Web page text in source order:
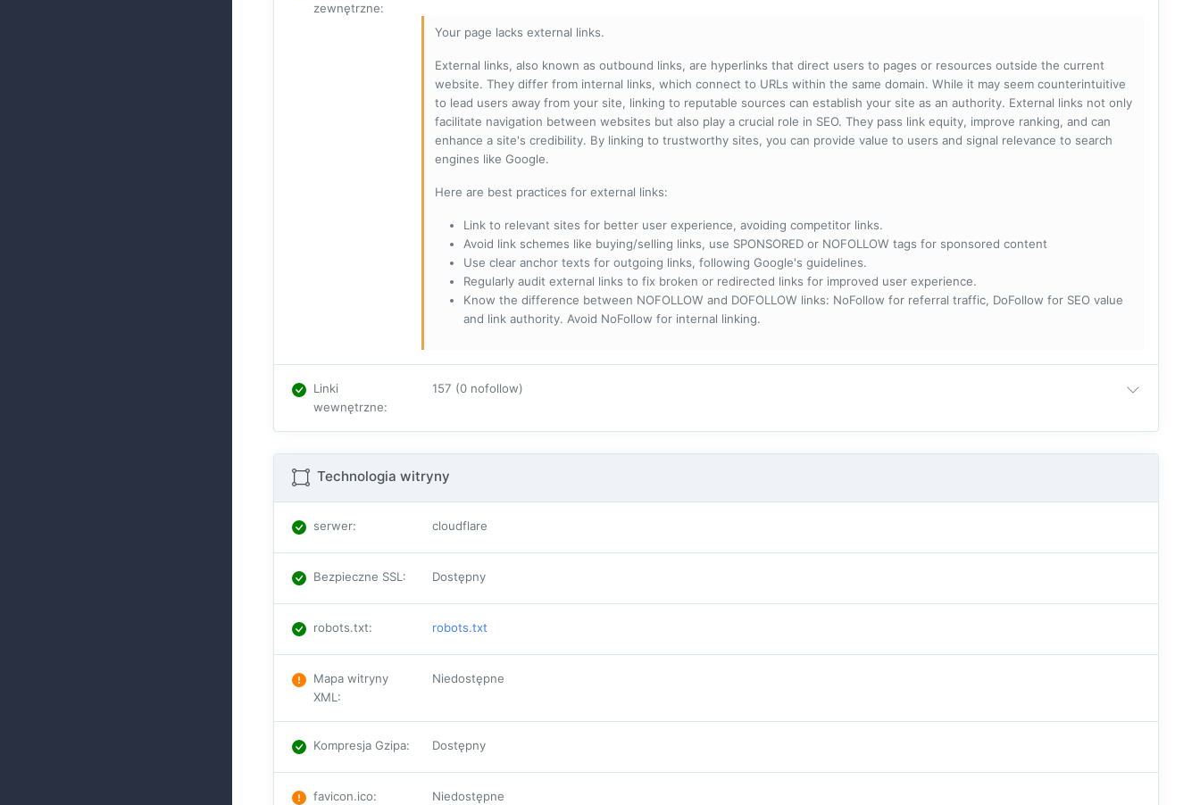
zewnętrzne:
Your page lacks external links.
External links, also known as outbound links, are hyperlinks that direct users to pages or resources outside the current
website. They differ from internal links, which connect to URLs within the same domain. While it may seem counterintuitive
to lead users away from your site, linking to reputable sources can establish your site as an authority. External links not only
facilitate navigation between websites but also play a crucial role in SEO. They pass link equity, improve ranking, and can
enhance a site's credibility. By linking to trustworthy sites, you can provide value to users and signal relevance to search
engines like Google.
Here are best practices for external links:
Link to relevant sites for better user experience, avoiding competitor links.
Avoid link schemes like buying/selling links, use SPONSORED or NOFOLLOW tags for sponsored content
Use clear anchor texts for outgoing links, following Google's guidelines.
Regularly audit external links to fix broken or redirected links for improved user experience.
Know the difference between NOFOLLOW and DOFOLLOW links: NoFollow for referral traffic, DoFollow for SEO value
and link authority. Avoid NoFollow for internal linking.
Linki
wewnętrzne:
157 (0 nofollow)
Technologia witryny
serwer: cloudflare
Bezpieczne SSL: Dostępny
robots.txt: robots.txt
Mapa witryny
XML:
Niedostępne
Kompresja Gzipa: Dostępny
favicon.ico: Niedostępne